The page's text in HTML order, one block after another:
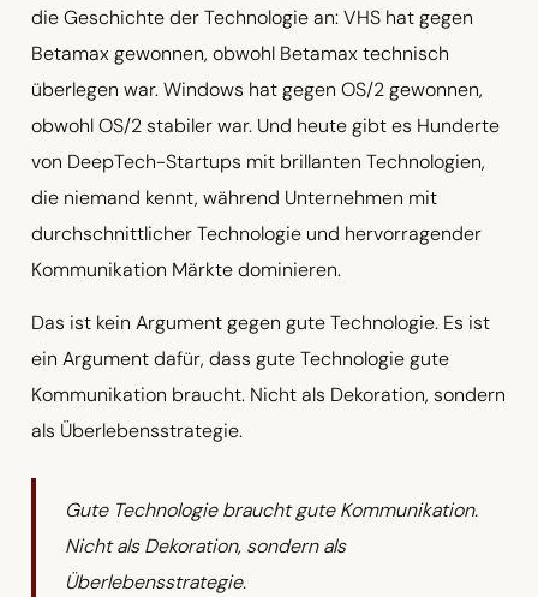
die Geschichte der Technologie an: VHS hat gegen
Betamax gewonnen, obwohl Betamax technisch
überlegen war. Windows hat gegen OS/2 gewonnen,
obwohl OS/2 stabiler war. Und heute gibt es Hunderte
von DeepTech-Startups mit brillanten Technologien,
die niemand kennt, während Unternehmen mit
durchschnittlicher Technologie und hervorragender
Kommunikation Märkte dominieren.
Das ist kein Argument gegen gute Technologie. Es ist
ein Argument dafür, dass gute Technologie gute
Kommunikation braucht. Nicht als Dekoration, sondern
als Überlebensstrategie.
Gute Technologie braucht gute Kommunikation.
Nicht als Dekoration, sondern als
Überlebensstrategie.